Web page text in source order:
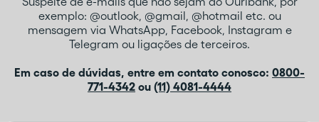
exemplo: @outlook, @gmail, @hotmail etc. ou
mensagem via WhatsApp, Facebook, Instagram e
Telegram ou ligações de terceiros.
Em caso de dúvidas, entre em contato conosco: 0800-
771-4342 ou (11) 4081-4444